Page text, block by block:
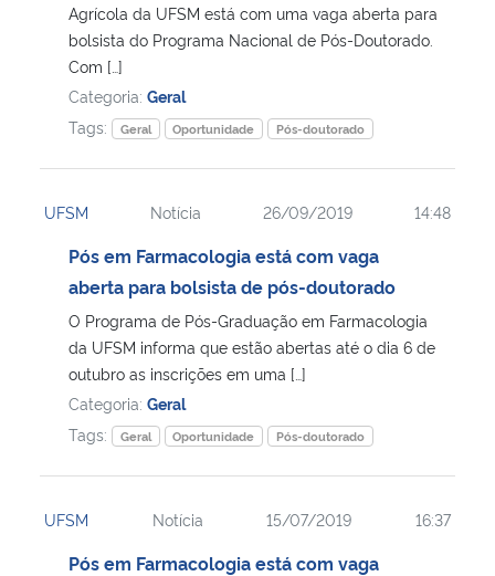
Agrícola da UFSM está com uma vaga aberta para
bolsista do Programa Nacional de Pós-Doutorado.
Com […]
Categoria: Geral
Tags:
Geral Oportunidade Pós-doutorado
UFSM Notícia 26/09/2019 14:48
Pós em Farmacologia está com vaga
aberta para bolsista de pós-doutorado
O Programa de Pós-Graduação em Farmacologia
da UFSM informa que estão abertas até o dia 6 de
outubro as inscrições em uma […]
Categoria: Geral
Tags:
Geral Oportunidade Pós-doutorado
UFSM Notícia 15/07/2019 16:37
Pós em Farmacologia está com vaga